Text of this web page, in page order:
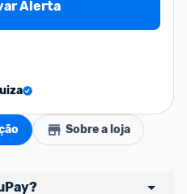
Alerta
Sobre a loja